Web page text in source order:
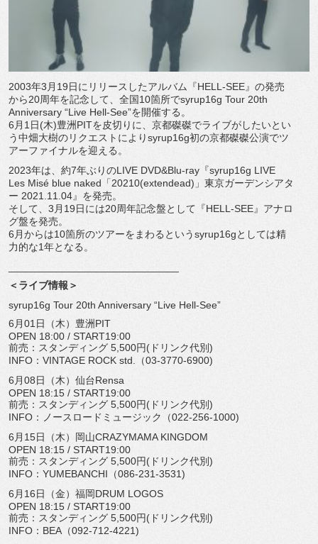
2003年3月19日にリリースしたアルバム『HELL-SEE』の発売
から20周年を記念して、 全国10箇所でsyrup16g Tour 20th
Anniversary “Live Hell-See”を開催する。
6月1日(木)豊洲PITを皮切りに、 京都磔磔でライブがしたいとい
う中畑大樹のリクエストによりsyrup16g初の京都磔磔公演でツ
アーファイナルを迎える。
2023年は、約7年ぶりのLIVE DVD&Blu-ray『syrup16g LIVE
Les Misé blue naked「20210(extendead)」 東京ガーデンシアタ
ー 2021.11.04』を発売。
そして、3月19日には20周年記念盤として『HELL-SEE』アナロ
グ盤を発売。
6月からは10箇所のツアーをまわるというsyrup16gとしては精
力的な1年となる。
＜ライブ情報＞
syrup16g Tour 20th Anniversary “Live Hell-See”
6月01日（木）豊洲PIT
OPEN 18:00 / START19:00
前売：スタンディング 5,500円(ドリンク代別)
INFO：VINTAGE ROCK std.（03-3770-6900)
6月08日（木）仙台Rensa
OPEN 18:15 / START19:00
前売：スタンディング 5,500円(ドリンク代別)
INFO：ノースロードミュージック（022-256-1000)
6月15日（木）岡山CRAZYMAMA KINGDOM
OPEN 18:15 / START19:00
前売：スタンディング 5,500円(ドリンク代別)
INFO：YUMEBANCHI（086-231-3531)
6月16日（金）福岡DRUM LOGOS
OPEN 18:15 / START19:00
前売：スタンディング 5,500円(ドリンク代別)
INFO：BEA（092-712-4221)